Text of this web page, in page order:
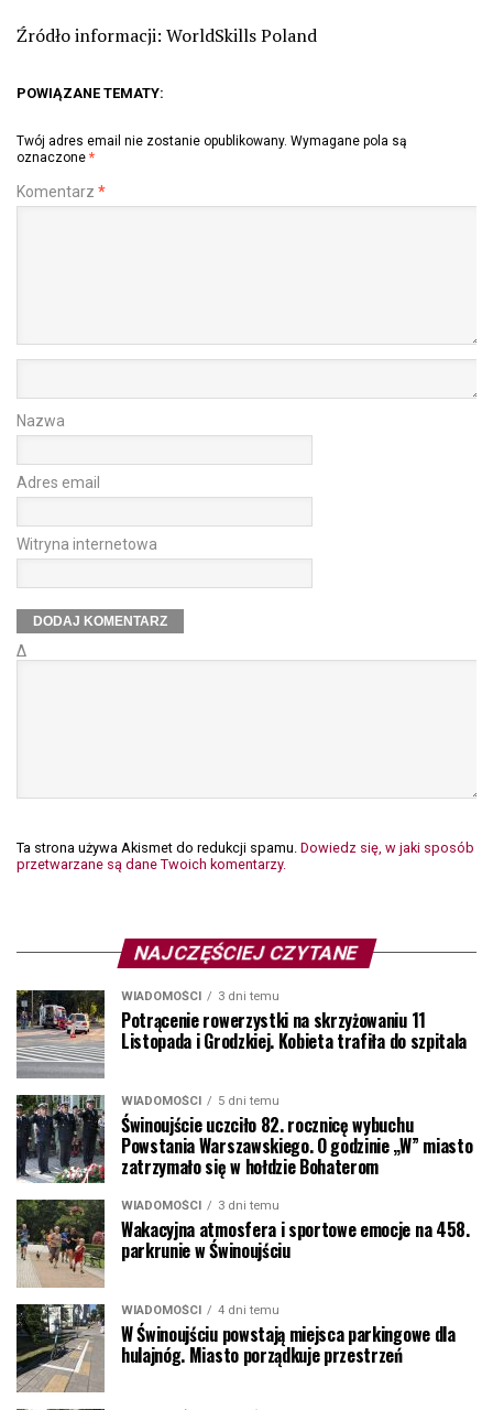
Źródło informacji: WorldSkills Poland
POWIĄZANE TEMATY:
Twój adres email nie zostanie opublikowany. Wymagane pola są
oznaczone *
Komentarz *
Nazwa
Adres email
Witryna internetowa
Δ
Ta strona używa Akismet do redukcji spamu. Dowiedz się, w jaki sposób
przetwarzane są dane Twoich komentarzy.
NAJCZĘŚCIEJ CZYTANE
WIADOMOŚCI 3 dni temu
Potrącenie rowerzystki na skrzyżowaniu 11
Listopada i Grodzkiej. Kobieta trafiła do szpitala
WIADOMOŚCI 5 dni temu
Świnoujście uczciło 82. rocznicę wybuchu
Powstania Warszawskiego. O godzinie „W” miasto
zatrzymało się w hołdzie Bohaterom
WIADOMOŚCI 3 dni temu
Wakacyjna atmosfera i sportowe emocje na 458.
parkrunie w Świnoujściu
WIADOMOŚCI 4 dni temu
W Świnoujściu powstają miejsca parkingowe dla
hulajnóg. Miasto porządkuje przestrzeń